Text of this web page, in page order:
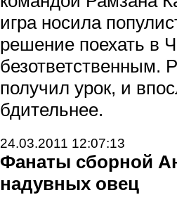
игра носила
решение поехать в
безответственным.
получил урок, и
бдительнее.
24.03.2011 12:07:13
Фанаты сборной
надувных овец